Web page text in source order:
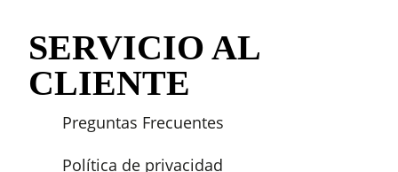
SERVICIO AL
CLIENTE
Preguntas Frecuentes
Política de privacidad